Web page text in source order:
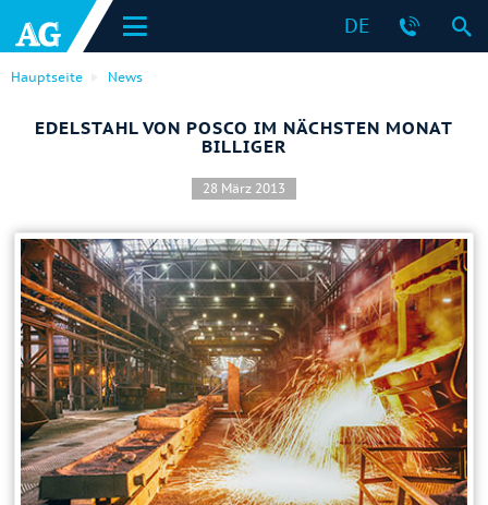
DE
Hauptseite News
EDELSTAHL VON POSCO IM NÄCHSTEN MONAT
BILLIGER
28 März 2013